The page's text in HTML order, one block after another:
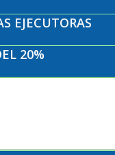
EJECUTORAS
20%